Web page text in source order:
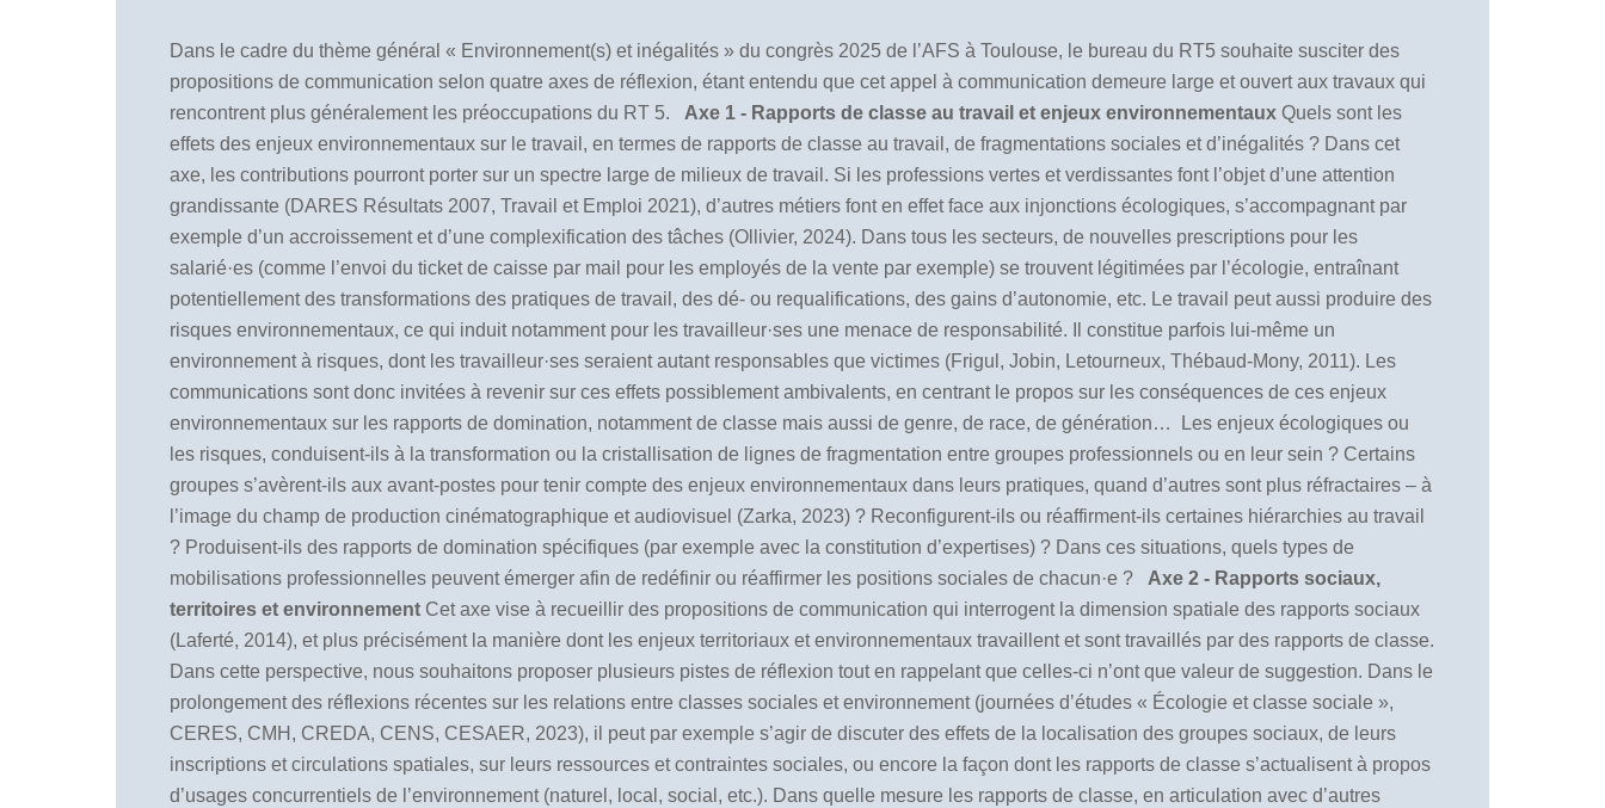
Dans le cadre du thème général « Environnement(s) et inégalités » du congrès 2025 de l’AFS à Toulouse, le bureau du RT5 souhaite susciter des
propositions de communication selon quatre axes de réflexion, étant entendu que cet appel à communication demeure large et ouvert aux travaux qui
rencontrent plus généralement les préoccupations du RT 5. Axe 1 - Rapports de classe au travail et enjeux environnementaux Quels sont les
effets des enjeux environnementaux sur le travail, en termes de rapports de classe au travail, de fragmentations sociales et d’inégalités ? Dans cet
axe, les contributions pourront porter sur un spectre large de milieux de travail. Si les professions vertes et verdissantes font l’objet d’une attention
grandissante (DARES Résultats 2007, Travail et Emploi 2021), d’autres métiers font en effet face aux injonctions écologiques, s’accompagnant par
exemple d’un accroissement et d’une complexification des tâches (Ollivier, 2024). Dans tous les secteurs, de nouvelles prescriptions pour les
salarié·es (comme l’envoi du ticket de caisse par mail pour les employés de la vente par exemple) se trouvent légitimées par l’écologie, entraînant
potentiellement des transformations des pratiques de travail, des dé- ou requalifications, des gains d’autonomie, etc. Le travail peut aussi produire des
risques environnementaux, ce qui induit notamment pour les travailleur·ses une menace de responsabilité. Il constitue parfois lui-même un
environnement à risques, dont les travailleur·ses seraient autant responsables que victimes (Frigul, Jobin, Letourneux, Thébaud-Mony, 2011). Les
communications sont donc invitées à revenir sur ces effets possiblement ambivalents, en centrant le propos sur les conséquences de ces enjeux
environnementaux sur les rapports de domination, notamment de classe mais aussi de genre, de race, de génération… Les enjeux écologiques ou
les risques, conduisent-ils à la transformation ou la cristallisation de lignes de fragmentation entre groupes professionnels ou en leur sein ? Certains
groupes s’avèrent-ils aux avant-postes pour tenir compte des enjeux environnementaux dans leurs pratiques, quand d’autres sont plus réfractaires – à
l’image du champ de production cinématographique et audiovisuel (Zarka, 2023) ? Reconfigurent-ils ou réaffirment-ils certaines hiérarchies au travail
? Produisent-ils des rapports de domination spécifiques (par exemple avec la constitution d’expertises) ? Dans ces situations, quels types de
mobilisations professionnelles peuvent émerger afin de redéfinir ou réaffirmer les positions sociales de chacun·e ? Axe 2 - Rapports sociaux,
territoires et environnement Cet axe vise à recueillir des propositions de communication qui interrogent la dimension spatiale des rapports sociaux
(Laferté, 2014), et plus précisément la manière dont les enjeux territoriaux et environnementaux travaillent et sont travaillés par des rapports de classe.
Dans cette perspective, nous souhaitons proposer plusieurs pistes de réflexion tout en rappelant que celles-ci n’ont que valeur de suggestion. Dans le
prolongement des réflexions récentes sur les relations entre classes sociales et environnement (journées d’études « Écologie et classe sociale »,
CERES, CMH, CREDA, CENS, CESAER, 2023), il peut par exemple s’agir de discuter des effets de la localisation des groupes sociaux, de leurs
inscriptions et circulations spatiales, sur leurs ressources et contraintes sociales, ou encore la façon dont les rapports de classe s’actualisent à propos
d’usages concurrentiels de l’environnement (naturel, local, social, etc.). Dans quelle mesure les rapports de classe, en articulation avec d’autres